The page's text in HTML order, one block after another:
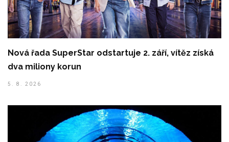
Nová řada SuperStar odstartuje 2. září, vítěz získá
dva miliony korun
5. 8. 2026